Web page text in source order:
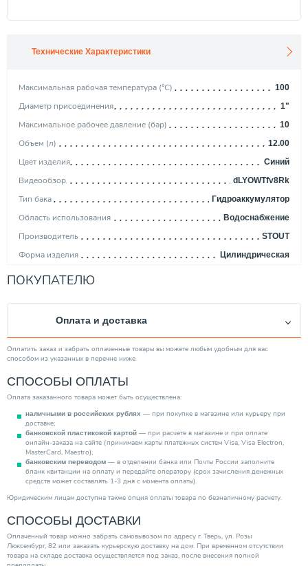
Технические Характеристики
Максимальная рабочая температура (°С) 100
Диаметр присоединения 1"
Максимальное рабочее давление (бар) 10
Объем (л) 12.00
Цвет изделия Синий
Видеообзор dLYOWTfv8Rk
Тип бака Гидроаккумулятор
Область использования Водоснабжение
Производитель STOUT
Форма изделия Цилиндрическая
Страна производитель
Ширина (мм) 210.00
Способ монтажа
Глубина (мм)
Вес товара, нетто (кг)
Исполнение
Категория Емкости и баки
ПОКУПАТЕЛЮ
Оплата и доставка
Оплатить заказ и забрать оплаченные товары вы можете любым удобным для вас
способом из указанных в перечне ниже.
СПОСОБЫ ОПЛАТЫ
Оплата заказанного товара может быть осуществлена:
наличными в российских рублях — при покупке в магазине или курьеру при
доставке;
банковской пластиковой картой — при расчете в магазине и при оплате
онлайн-заказа на сайте (принимаем карты платежных систем Visa, Visa Electron,
MasterCard, Maestro);
банковским переводом — в отделении банка или Почты России заполните
бланк квитанции на оплату и передайте оператору (срок зачисления денежных
средств может составлять 1-3 дня с момента оплаты).
Юридическим лицам доступна также опция оплаты товара по безналичному расчету.
СПОСОБЫ ДОСТАВКИ
Оплаченный товар можно забрать самовывозом по адресу г. Тверь, ул. Розы
Люксембург, 82 или заказать курьерскую доставку на дом. При временном отсутствии
товара на складе доставка осуществляется под заказ, после внесения полной